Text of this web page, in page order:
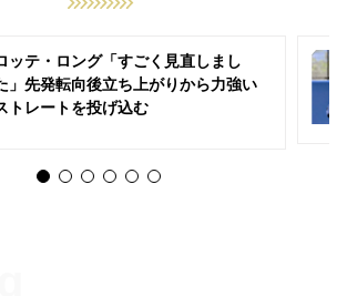
ッテ・ロング「すごく見直しまし
」先発転向後立ち上がりから力強い
トレートを投げ込む